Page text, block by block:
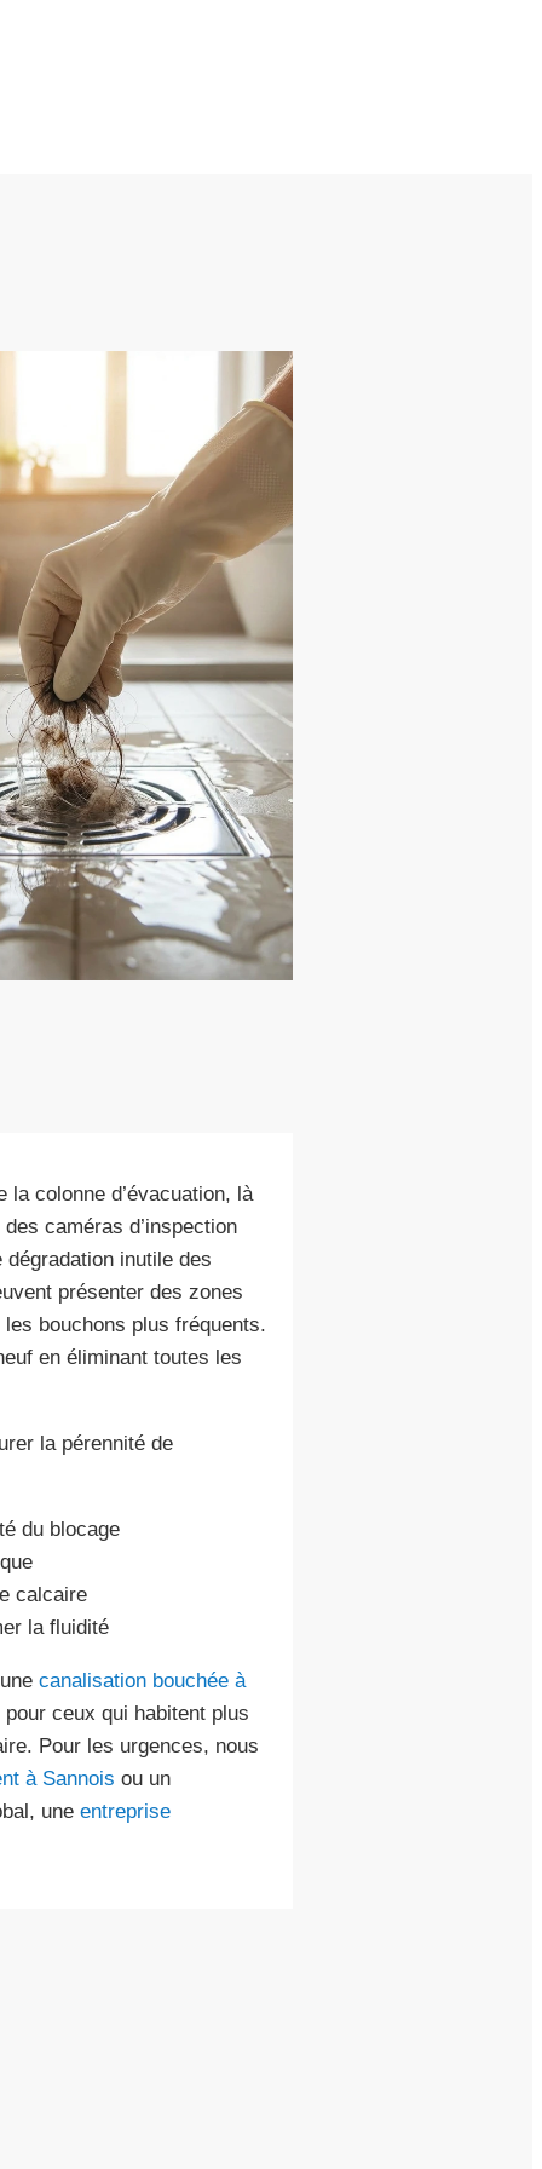
colonne d’évacuation, là
caméras d’inspection
inutile des
présenter des zones
bouchons plus fréquents.
en éliminant toutes les
la pérennité de
du blocage
calcaire
la fluidité
canalisation bouchée à
ceux qui habitent plus
Pour les urgences, nous
à Sannois ou un
une entreprise